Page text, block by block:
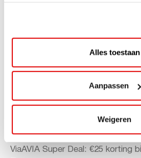
Alles toestaan
Aanpassen
Weigeren
ViaAVIA Super Deal:
ViaAVIA Super Deal: €25 korting